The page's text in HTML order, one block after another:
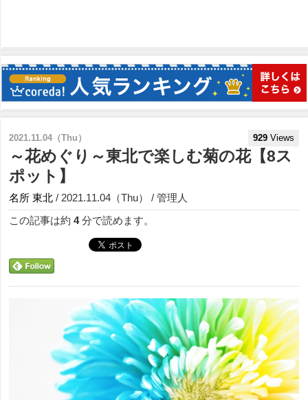
2021.11.04（Thu） 929 Views
～花めぐり～東北で楽しむ菊の花【8ス
ポット】
名所 東北 / 2021.11.04（Thu） / 管理人
この記事は約 4分で読めます。